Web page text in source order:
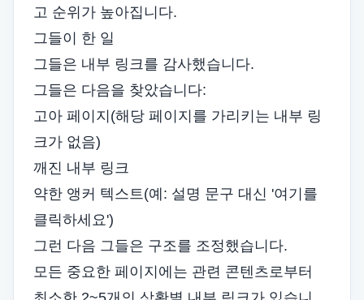
고 순위가 높아집니다.
그들이 한 일
그들은 내부 링크를 감사했습니다.
그들은 다음을 찾았습니다:
고아 페이지(해당 페이지를 가리키는 내부 링
크가 없음)
깨진 내부 링크
약한 앵커 텍스트(예: 설명 문구 대신 '여기를
클릭하세요')
그런 다음 그들은 구조를 조정했습니다.
모든 중요한 페이지에는 관련 콘텐츠로부터